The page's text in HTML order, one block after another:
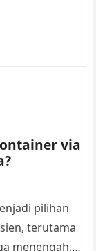
via
pilihan
terutama
menengah.